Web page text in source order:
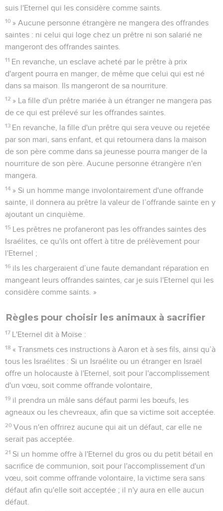
suis l'Eternel qui les considère comme saints.
10 » Aucune personne étrangère ne mangera des offrandes
saintes : ni celui qui loge chez un prêtre ni son salarié ne
mangeront des offrandes saintes.
11 En revanche, un esclave acheté par le prêtre à prix
d'argent pourra en manger, de même que celui qui est né
dans sa maison. Ils mangeront de sa nourriture.
12 » La fille d'un prêtre mariée à un étranger ne mangera pas
de ce qui est prélevé sur les offrandes saintes.
13 En revanche, la fille d'un prêtre qui sera veuve ou rejetée
par son mari, sans enfant, et qui retournera dans la maison
de son père comme dans sa jeunesse pourra manger de la
nourriture de son père. Aucune personne étrangère n'en
mangera.
14 » Si un homme mange involontairement d'une offrande
sainte, il donnera au prêtre la valeur de l’offrande sainte en y
ajoutant un cinquième.
15 Les prêtres ne profaneront pas les offrandes saintes des
Israélites, ce qu'ils ont offert à titre de prélèvement pour
l'Eternel ;
16 ils les chargeraient d’une faute demandant réparation en
mangeant leurs offrandes saintes, car je suis l'Eternel qui les
considère comme saints. »
Règles pour choisir les animaux à sacrifier
17 L'Eternel dit à Moïse :
18 « Transmets ces instructions à Aaron et à ses fils, ainsi qu’à
tous les Israélites : Si un Israélite ou un étranger en Israël
offre un holocauste à l'Eternel, soit pour l'accomplissement
d'un vœu, soit comme offrande volontaire,
19 il prendra un mâle sans défaut parmi les bœufs, les
agneaux ou les chevreaux, afin que sa victime soit acceptée.
20 Vous n'en offrirez aucune qui ait un défaut, car elle ne
serait pas acceptée.
21 Si un homme offre à l'Eternel du gros ou du petit bétail en
sacrifice de communion, soit pour l'accomplissement d'un
vœu, soit comme offrande volontaire, la victime sera sans
défaut afin qu'elle soit acceptée ; il n'y aura en elle aucun
défaut.